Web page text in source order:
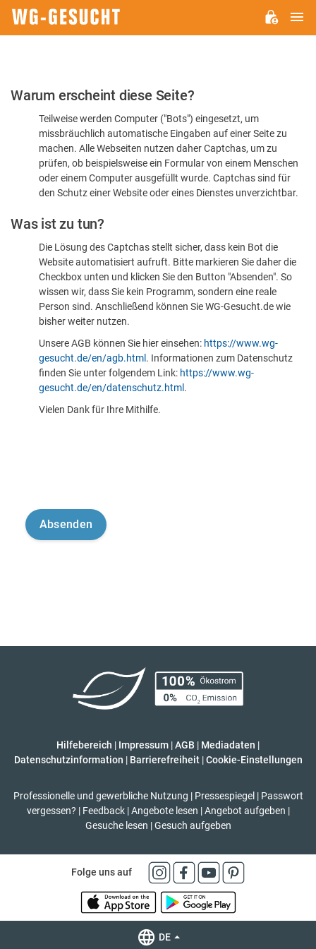
Bitte
dass
sind
Warum erscheint diese Seite?
Teilweise werden Computer ("Bots") eingesetzt, um
missbräuchlich automatische Eingaben auf einer Seite zu
machen. Alle Webseiten nutzen daher Captchas, um zu
prüfen, ob beispielsweise ein Formular von einem Menschen
oder einem Computer ausgefüllt wurde. Captchas sind für
den Schutz einer Website oder eines Dienstes unverzichtbar.
Was ist zu tun?
Die Lösung des Captchas stellt sicher, dass kein Bot die
Website automatisiert aufruft. Bitte markieren Sie daher die
Checkbox unten und klicken Sie den Button "Absenden". So
wissen wir, dass Sie kein Programm, sondern eine reale
Person sind. Anschließend können Sie WG-Gesucht.de wie
bisher weiter nutzen.
Unsere AGB können Sie hier einsehen: https://www.wg-
gesucht.de/en/agb.html . Informationen zum Datenschutz
finden Sie unter folgendem Link: https://www.wg-
gesucht.de/en/datenschutz.html .
Vielen Dank für Ihre Mithilfe.
Hilfebereich | Impressum |AGB | Mediadaten |
Datenschutzinformation | Barrierefreiheit | Cookie-Einstellungen
Professionelle und gewerbliche Nutzung | Pressespiegel | Passwort
vergessen? | Feedback | Angebote lesen | Angebot aufgeben |
Gesuche lesen | Gesuch aufgeben
Folge uns auf
DE